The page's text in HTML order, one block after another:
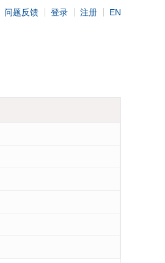
问题反馈 登录 注册 EN